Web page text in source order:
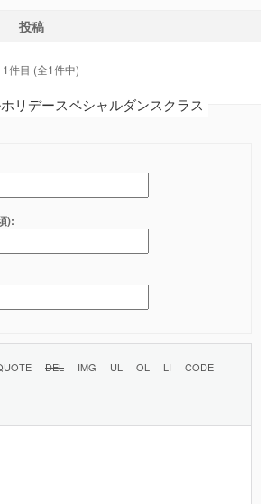
投稿
件目 (全1件中)
リデースペシャルダンスクラス
):